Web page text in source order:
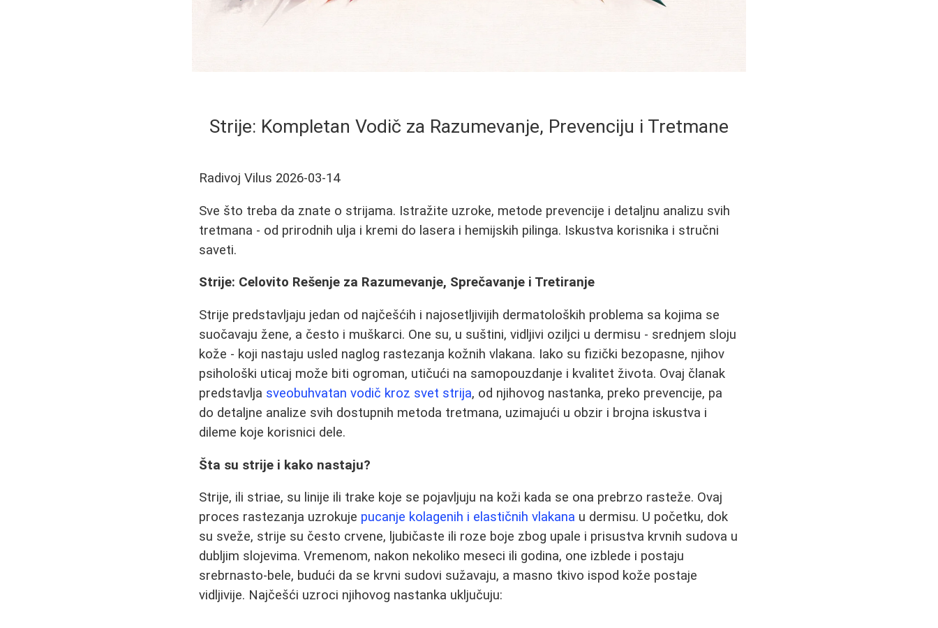
Strije: Kompletan Vodič za Razumevanje, Prevenciju i Tretmane
Radivoj Vilus 2026-03-14
Sve što treba da znate o strijama. Istražite uzroke, metode prevencije i detaljnu analizu svih
tretmana - od prirodnih ulja i kremi do lasera i hemijskih pilinga. Iskustva korisnika i stručni
saveti.
Strije: Celovito Rešenje za Razumevanje, Sprečavanje i Tretiranje
Strije predstavljaju jedan od najčešćih i najosetljivijih dermatoloških problema sa kojima se
suočavaju žene, a često i muškarci. One su, u suštini, vidljivi oziljci u dermisu - srednjem sloju
kože - koji nastaju usled naglog rastezanja kožnih vlakana. Iako su fizički bezopasne, njihov
psihološki uticaj može biti ogroman, utičući na samopouzdanje i kvalitet života. Ovaj članak
predstavlja sveobuhvatan vodič kroz svet strija, od njihovog nastanka, preko prevencije, pa
do detaljne analize svih dostupnih metoda tretmana, uzimajući u obzir i brojna iskustva i
dileme koje korisnici dele.
Šta su strije i kako nastaju?
Strije, ili striae, su linije ili trake koje se pojavljuju na koži kada se ona prebrzo rasteže. Ovaj
proces rastezanja uzrokuje pucanje kolagenih i elastičnih vlakana u dermisu. U početku, dok
su sveže, strije su često crvene, ljubičaste ili roze boje zbog upale i prisustva krvnih sudova u
dubljim slojevima. Vremenom, nakon nekoliko meseci ili godina, one izblede i postaju
srebrnasto-bele, budući da se krvni sudovi sužavaju, a masno tkivo ispod kože postaje
vidljivije. Najčešći uzroci njihovog nastanka uključuju: